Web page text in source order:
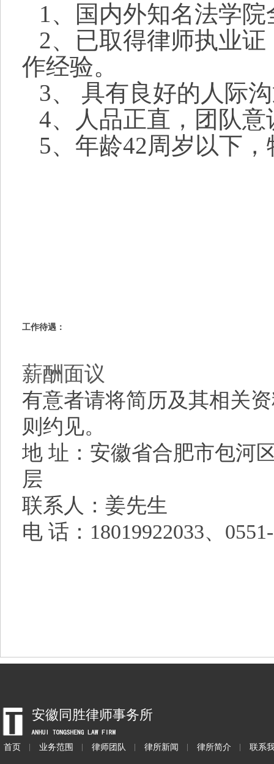
1、国内外知名法学
2、已取得律师执业
作经验。
3、 具有良好的人际
4、人品正直，团队
5、年龄42周岁以下
工作待遇：
薪酬面议
有意者请将简历及其相关
则约见。
地 址：安徽省合肥市包河
层
联系人：姜先生
电 话： 18019922033、
首页 业务范围 律师团队 律所新闻 律所简介 联系
安徽同胜律师事务所